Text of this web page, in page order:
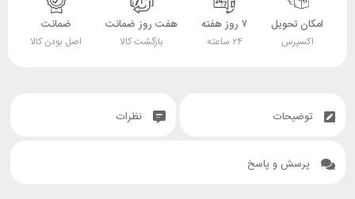
امکان تحویل
اکسپرس
۷ روز هفته
۲۴ ساعته
هفت روز ضمانت
بازگشت کالا
ضمانت
اصل بودن کالا
توضیحات نظرات
پرسش و پاسخ